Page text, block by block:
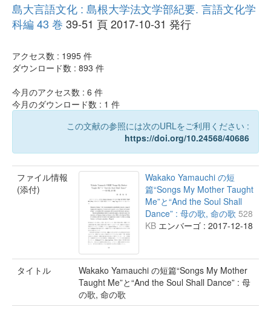
島大言語文化 : 島根大学法文学部紀要. 言語文化学
科編 43 巻 39-51 頁 2017-10-31 発行
アクセス数 : 1995 件
ダウンロード数 : 893 件
今月のアクセス数 : 6 件
今月のダウンロード数 : 1 件
この文献の参照には次のURLをご利用ください :
https://doi.org/10.24568/40686
ファイル情報
(添付)
Wakako Yamauchi の短
篇“Songs My Mother Taught
Me”と“And the Soul Shall
Dance” : 母の歌, 命の歌 528
KB エンバーゴ : 2017-12-18
タイトル
Wakako Yamauchi の短篇“Songs My Mother
Taught Me”と“And the Soul Shall Dance” : 母
の歌, 命の歌